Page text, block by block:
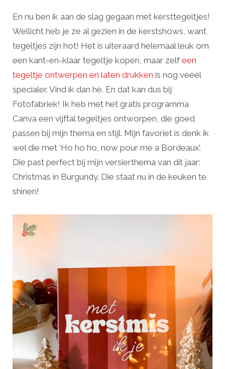
En nu ben ik aan de slag gegaan met kersttegeltjes!
Wellicht heb je ze al gezien in de kerstshows, want
tegeltjes zijn hot! Het is uiteraard helemaal leuk om
een kant-en-klaar tegeltje kopen, maar zelf een
tegeltje ontwerpen en laten drukken is nog vééél
specialer. Vind ik dan hè. En dat kan dus bij
Fotofabriek! Ik heb met het gratis programma
Canva een vijftal tegeltjes ontworpen, die goed
passen bij mijn thema en stijl. Mijn favoriet is denk ik
wel die met ‘Ho ho ho, now pour me a Bordeaux’.
Die past perfect bij mijn versierthema van dit jaar:
Christmas in Burgundy. Die staat nu in de keuken te
shinen!